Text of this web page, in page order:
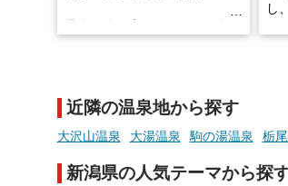
手相やタロットなど気軽に楽し
める占いで、“ととのう”おふろ
時間を、もっと特別に。
し
近隣の温泉地から探す
大沢山温泉 大湯温泉 駒の湯温泉 栃
新潟県の人気テーマから探